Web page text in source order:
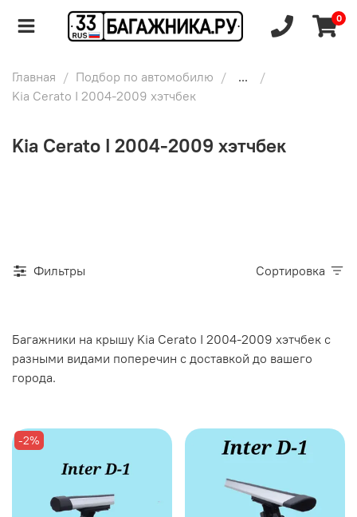
0
Главная Подбор по автомобилю
...
Kia Cerato I 2004-2009 хэтчбек
Kia Cerato I 2004-2009 хэтчбек
Фильтры Сортировка
Багажники на крышу Kia Cerato I 2004-2009 хэтчбек с
разными видами поперечин с доставкой до вашего
города.
-2%